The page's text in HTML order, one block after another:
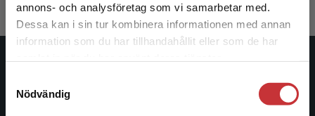
annons- och analysföretag som vi samarbetar med.
Dessa kan i sin tur kombinera informationen med annan
information som du har tillhandahållit eller som de har
Nödvändig
Det verkar som att du besöker
studentlitteratur.se via en enhet utanför Sverige.
Vi erbjuder inte leveranser utanför Sverige. För
att kunna slutföra ett köp måste
Studentlitteratur grundades 1963 och är idag Sveriges